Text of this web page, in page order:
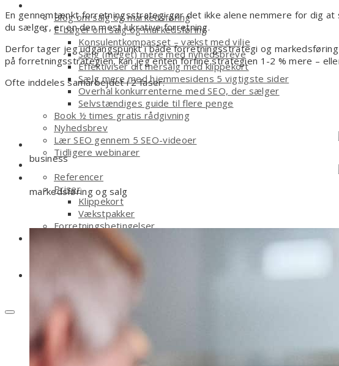
Blog om salg og markedsføring
E-bøger om salg og markedsføring
Konsulentkompasset – vækst med vilje
Sælg (meget) mere med nyhedsbreve
Effektiviser dit mersalg med klippekort
Sælg mere med hjemmesidens 5 vigtigste sider
Overhal konkurrenterne med SEO, der sælger
Selvstændiges guide til flere penge
Book ½ times gratis rådgivning
Nyhedsbrev
Lær SEO gennem 5 SEO-videoer
Tidligere webinarer
Om
Referencer
Priser
Klippekort
Vækstpakker
Forretningsbetingelser
Book tid i kalenderen
En gennemtænkt forretningsstrategi gør det ikke alene nemmere for dig
du sælger, er en den mest lukrative forretning.
Derfor tager jeg udgangspunkt i både forretningsstrategi og
på forretningsstrategien, kan jeg enten forfine strategien 1-2 % mere –
Ofte inddeles samarbejdet i 2 faser:
business
markedsføring og salg